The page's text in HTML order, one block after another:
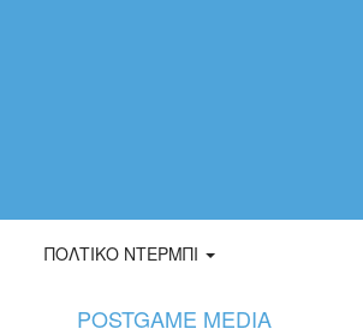
ΠΟΛΤΙΚΌ ΝΤΈΡΜΠΙ
POSTGAME MEDIA